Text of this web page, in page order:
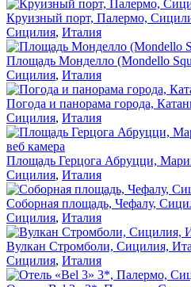
Круизный порт, Палермо,
Сицилия, Италия
Площадь Монделло (Mondello
Сицилия, Италия
Погода и панорама города,
Сицилия, Италия
Площадь Герцога Абруцци,
Сицилия, Италия
Соборная площадь, Чефалу,
Сицилия, Италия
Вулкан Стромболи, Сицилия,
Сицилия, Италия